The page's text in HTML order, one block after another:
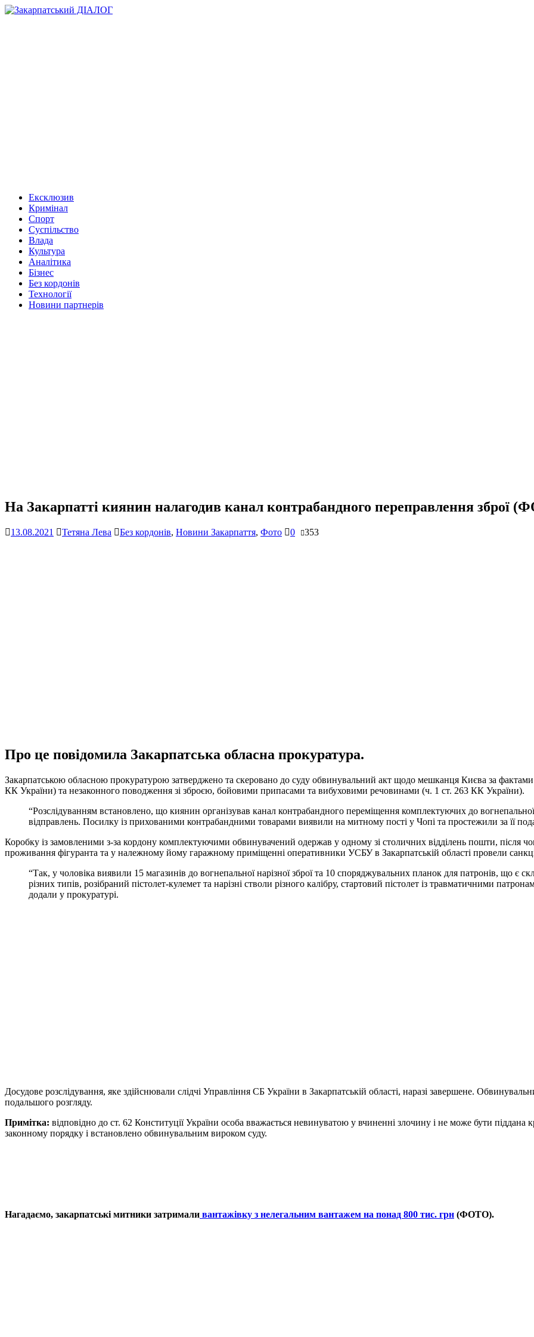
Ексклюзив
Кримінал
Спорт
Суспільство
Влада
Культура
Аналітика
Бізнес
Без кордонів
Технології
Новини партнерів
На Закарпатті киянин налагодив канал контрабандного переправлення зброї
13.08.2021 Тетяна Лева Без кордонів, Новини Закарпаття, Фото 0 353
Про це повідомила Закарпатська обласна прокуратура.
Закарпатською обласною прокуратурою затверджено та скеровано до суду обвинувальний акт щодо мешканця Києва за фактами
КК України) та незаконного поводження зі зброєю, бойовими припасами та вибуховими речовинами (ч. 1 ст. 263 КК України).
“Розслідуванням встановлено, що киянин організував канал контрабандного переміщення комплектуючих до
відправлень. Посилку із прихованими контрабандними товарами виявили на митному пості у Чопі та простежили за її
Коробку із замовленими з-за кордону комплектуючими обвинувачений одержав у одному зі столичних відділень пошти, після
проживання фігуранта та у належному йому гаражному приміщенні оперативники УСБУ в Закарпатській області провели
“Так, у чоловіка виявили 15 магазинів до вогнепальної нарізної зброї та 10 споряджувальних планок для патронів, що є
різних типів, розібраний пістолет-кулемет та нарізні стволи різного калібру, стартовий пістолет із травматичними
додали у прокуратурі.
Досудове розслідування, яке здійснювали слідчі Управління СБ України в Закарпатській області, наразі завершене.
подальшого розгляду.
Примітка: відповідно до ст. 62 Конституції України особа вважається невинуватою у вчиненні злочину і не може бути
законному порядку і встановлено обвинувальним вироком суду.
Нагадаємо, закарпатські митники затримали вантажівку з нелегальним вантажем на понад 800 тис. грн (ФОТО).